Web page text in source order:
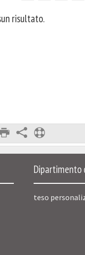
risultato.
Dipartimento
teso